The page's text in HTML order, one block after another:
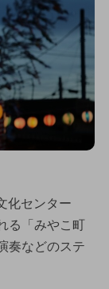
化センター
る「みやこ町
奏などのステ